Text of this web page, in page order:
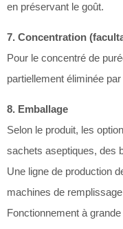
en préservant le goût.
7. Concentration
Pour le concentré de
partiellement éliminée
8. Emballage
Selon le produit, les
sachets aseptiques, des
Une ligne de production
machines de
Fonctionnement à